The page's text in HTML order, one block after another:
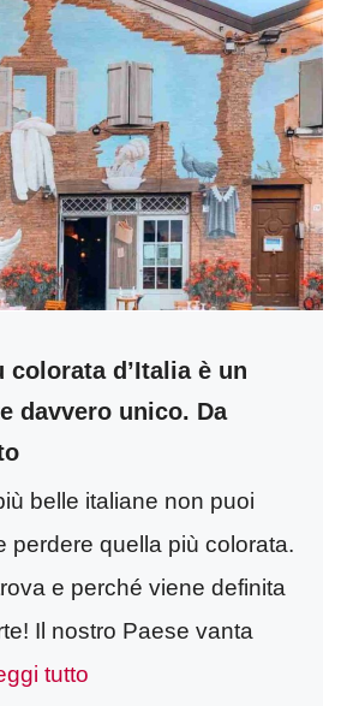
colorata d’Italia è un
davvero unico. Da
belle italiane non puoi
perdere quella più colorata.
e perché viene definita
Il nostro Paese vanta
tutto